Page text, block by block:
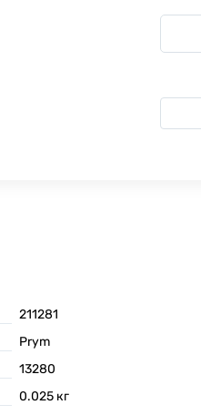
211281
Prym
13280
0.025 кг